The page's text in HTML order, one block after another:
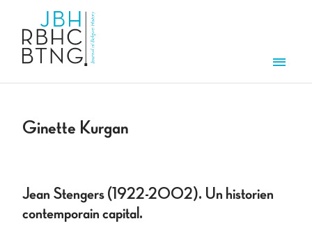
Ginette Kurgan
Jean Stengers (1922-2002). Un historien
contemporain capital.